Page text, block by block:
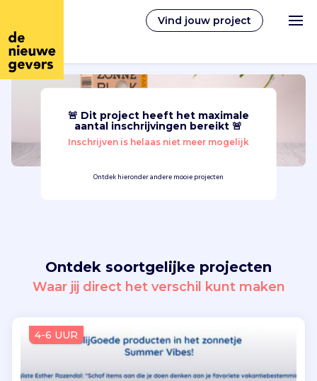
Vind jouw project
Nederlands
Vind jouw project
Inloggen
🚨 Dit project heeft het maximale
aantal inschrijvingen bereikt 🚨
Inschrijven is helaas niet meer mogelijk
Ontdek hieronder andere mooie projecten
Ontdek soortgelijke projecten
Waar jij direct het verschil kunt maken
4-6 UUR